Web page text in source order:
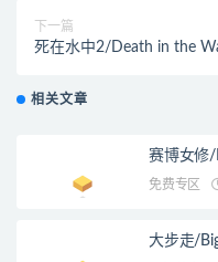
下一篇
死在水中2/Death in the
相关文章
赛博女修/
免费专区
大步走/